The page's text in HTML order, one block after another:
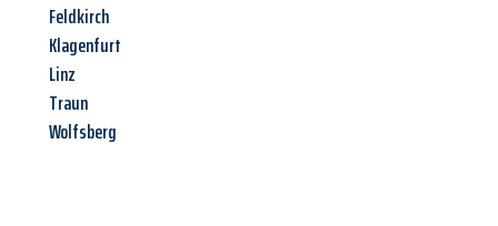
Feldkirch
Klagenfurt
Linz
Traun
Wolfsberg